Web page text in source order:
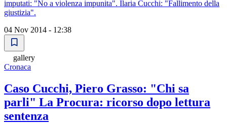
imputati: "No a violenza impunita". Ilaria Cucchi: "Fallimento della
giustizia".
04 Nov 2014 - 12:38
gallery
Cronaca
Caso Cucchi, Piero Grasso: "Chi sa
parli" La Procura: ricorso dopo lettura
sentenza